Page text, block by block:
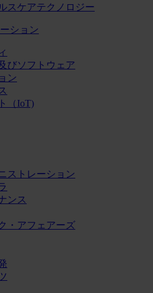
スケアテクノロジー
ション
びソフトウェア
ン
（IoT)
ストレーション
ンス
・アフェアーズ